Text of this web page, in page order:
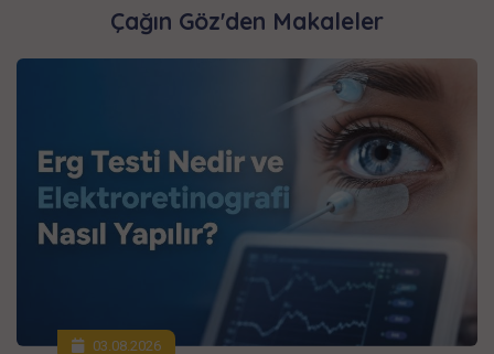
Çağın Göz'den Makaleler
03.08.2026